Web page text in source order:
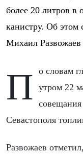
более 20 литров в
канистру. Об этом
Михаил Развожаев
По словам главы города, накануне вечером и
утром 22
Севастополя
Развожаев